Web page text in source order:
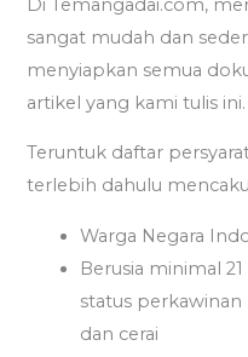
Di Temangadai.com,
sangat mudah dan
menyiapkan semua
artikel yang kami tulis ini.
Teruntuk daftar
terlebih dahulu
Warga Negara
Berusia minimal
status
dan cerai